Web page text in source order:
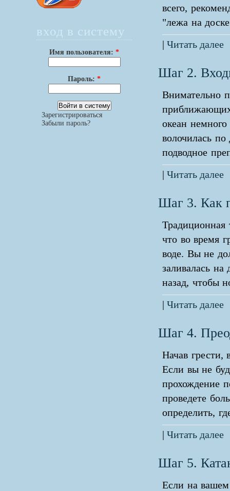
вход в систему
Имя пользователя:*
Пароль:*
Зарегистрироваться
Забыли пароль?
всего,
"лежа на
|Читать далее
Шаг 2.
Внимательно
океан
волочилась
подводное
|Читать далее
Шаг 3. Как
Традиционная
что во время
воде. Вы не
заливалась
назад, чтобы
|Читать далее
Шаг 4.
Начав грести,
Если вы не
прохождение
проведете
определить,
|Читать далее
Шаг 5.
Если на вашем